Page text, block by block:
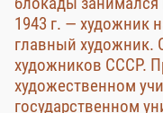
1943 г. — художник
главный художник.
художников СССР.
художественном
государственном